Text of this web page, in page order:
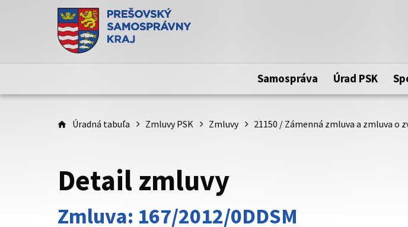
Doména psk.sk je oficiálna
Toto je oficiálna webová stránka Prešovského samosprávneho kraja.
Samospráva Úrad PSK
Úradná tabuľa Zmluvy PSK Zmluvy 21150 / Zámenná zmluva a zmluva o
Detail zmluvy
Zmluva: 167/2012/0DDSM